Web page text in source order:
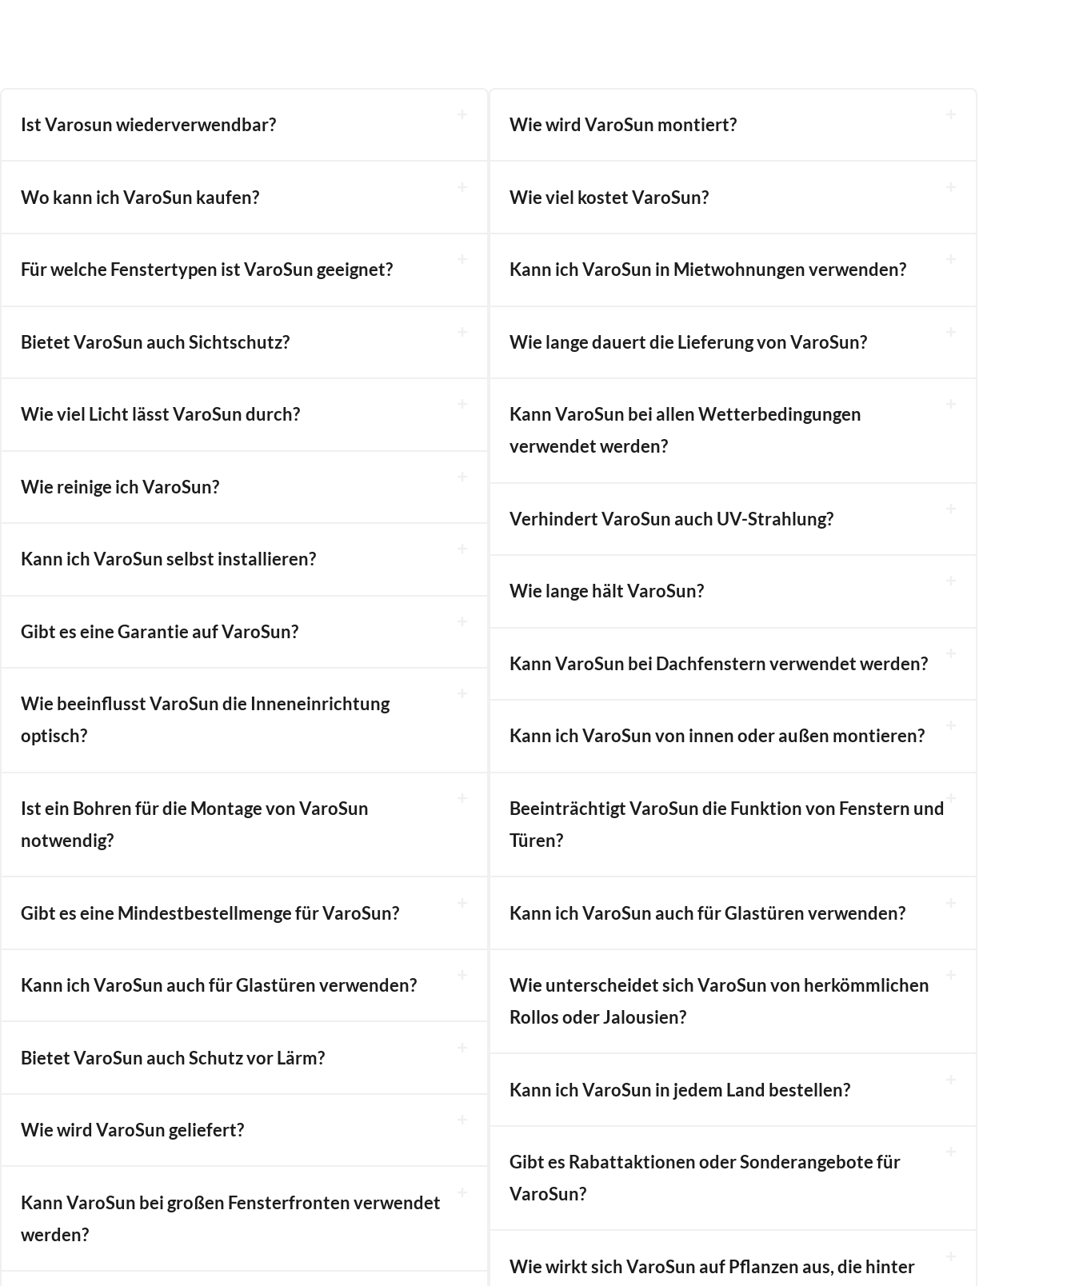
Ist Varosun wiederverwendbar?
Wo kann ich VaroSun kaufen?
Für welche Fenstertypen ist VaroSun geeignet?
Bietet VaroSun auch Sichtschutz?
Wie viel Licht lässt VaroSun durch?
Wie reinige ich VaroSun?
Kann ich VaroSun selbst installieren?
Gibt es eine Garantie auf VaroSun?
Wie beeinflusst VaroSun die Inneneinrichtung
optisch?
Ist ein Bohren für die Montage von VaroSun
notwendig?
Gibt es eine Mindestbestellmenge für VaroSun?
Kann ich VaroSun auch für Glastüren verwenden?
Bietet VaroSun auch Schutz vor Lärm?
Wie wird VaroSun geliefert?
Kann VaroSun bei großen Fensterfronten verwendet
werden?
Wie wird VaroSun montiert?
Wie viel kostet VaroSun?
Kann ich VaroSun in Mietwohnungen verwenden?
Wie lange dauert die Lieferung von VaroSun?
Kann VaroSun bei allen Wetterbedingungen
verwendet werden?
Verhindert VaroSun auch UV-Strahlung?
Wie lange hält VaroSun?
Kann VaroSun bei Dachfenstern verwendet werden?
Kann ich VaroSun von innen oder außen montieren?
Beeinträchtigt VaroSun die Funktion von Fenstern und
Türen?
Kann ich VaroSun auch für Glastüren verwenden?
Wie unterscheidet sich VaroSun von herkömmlichen
Rollos oder Jalousien?
Kann ich VaroSun in jedem Land bestellen?
Gibt es Rabattaktionen oder Sonderangebote für
VaroSun?
Wie wirkt sich VaroSun auf Pflanzen aus, die hinter